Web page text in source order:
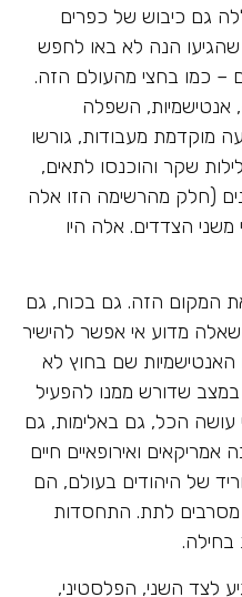
גם כיבוש של כפרים
שהגיעו הנה לא באו לחפש
– כמו בחצי מהעולם הזה.
השפלה
מוקדמת מעבודות, גורשו
שקר והוכנסו לתאים,
(חלק מהרשימה הזו אלה
הצדדים. אלה היו
המקום הזה. גם בכוח, גם
מדוע אי אפשר להישיר
האנטישמיות שם בחוץ לא
שדורש ממנו להפעיל
עושה הכל, גם באלימות, גם
ואירופאיים חיים
של היהודים בעולם, הם
מסרבים לתת. התחסדות
בחילה.
לצד השני, הפלסטיני,